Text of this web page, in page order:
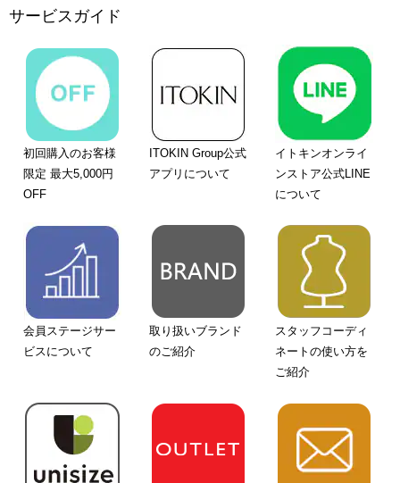
サービスガイド
初回購入のお客様
限定 最大5,000円
OFF
ITOKIN Group公式
アプリについて
イトキンオンライ
ンストア公式LINE
について
会員ステージサー
ビスについて
取り扱いブランド
のご紹介
スタッフコーディ
ネートの使い方を
ご紹介